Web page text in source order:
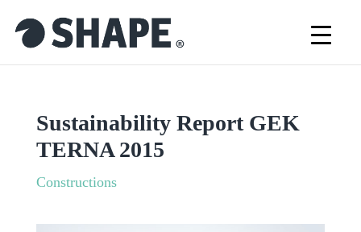
Sustainability Report GEK
TERNA 2015
Constructions